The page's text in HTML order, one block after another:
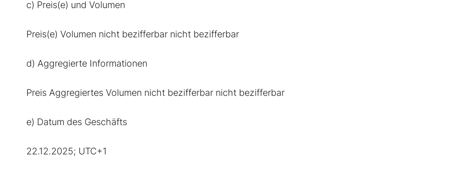
c) Preis(e) und Volumen
Preis(e) Volumen nicht bezifferbar nicht bezifferbar
d) Aggregierte Informationen
Preis Aggregiertes Volumen nicht bezifferbar nicht bezifferbar
e) Datum des Geschäfts
22.12.2025; UTC+1